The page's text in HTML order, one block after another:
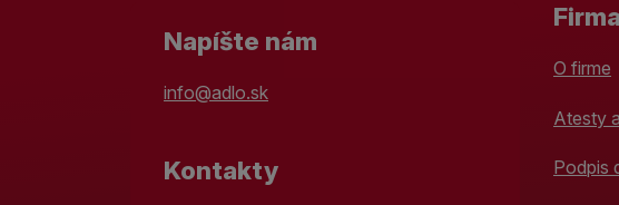
Napíšte nám
info@adlo.sk
Kontakty
O firme
Atesty
Podpis